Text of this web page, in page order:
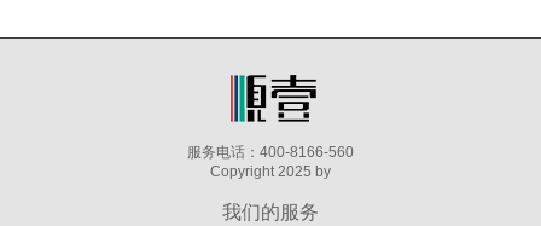
服务电话：400-8166-560
Copyright 2025 by
我们的服务